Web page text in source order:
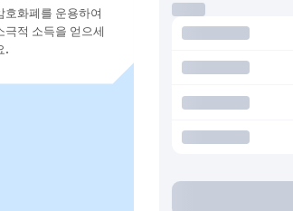
호화폐를 운용하여
극적 소득을 얻으세
.